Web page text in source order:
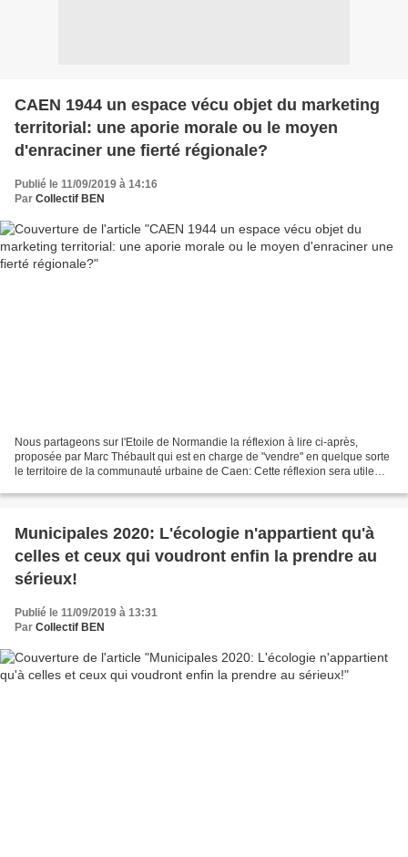
CAEN 1944 un espace vécu objet du marketing
territorial: une aporie morale ou le moyen
d'enraciner une fierté régionale?
Publié le 11/09/2019 à 14:16
Par Collectif BEN
Nous partageons sur l'Etoile de Normandie la réflexion à lire ci-après,
proposée par Marc Thébault qui est en charge de "vendre" en quelque sorte
le territoire de la communauté urbaine de Caen: Cette réflexion sera utile
Municipales 2020: L'écologie n'appartient qu'à
celles et ceux qui voudront enfin la prendre au
sérieux!
Publié le 11/09/2019 à 13:31
Par Collectif BEN